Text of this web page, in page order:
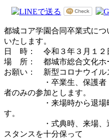
都城コア学園合同卒業式に
いたします。
日 時： 令和３年３月１２
場 所： 都城市総合文化ホ
お願い： 新型コロナウイル
・卒業生、保護者（各
者のみの参加とします。
・来場時から退場時ま
す。
・式典時、来場、退場
スタンスを十分保って